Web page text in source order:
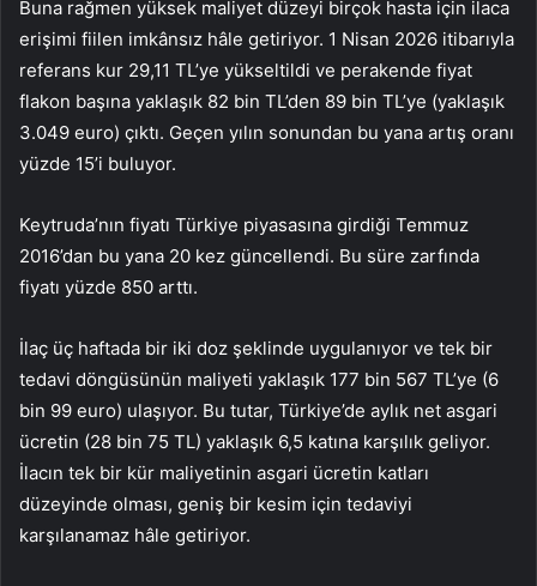
Buna rağmen yüksek maliyet düzeyi birçok hasta için ilaca
erişimi fiilen imkânsız hâle getiriyor. 1 Nisan 2026 itibarıyla
referans kur 29,11 TL’ye yükseltildi ve perakende fiyat
flakon başına yaklaşık 82 bin TL’den 89 bin TL’ye (yaklaşık
3.049 euro) çıktı. Geçen yılın sonundan bu yana artış oranı
yüzde 15’i buluyor.
Keytruda’nın fiyatı Türkiye piyasasına girdiği Temmuz
2016’dan bu yana 20 kez güncellendi. Bu süre zarfında
fiyatı yüzde 850 arttı.
İlaç üç haftada bir iki doz şeklinde uygulanıyor ve tek bir
tedavi döngüsünün maliyeti yaklaşık 177 bin 567 TL’ye (6
bin 99 euro) ulaşıyor. Bu tutar, Türkiye’de aylık net asgari
ücretin (28 bin 75 TL) yaklaşık 6,5 katına karşılık geliyor.
İlacın tek bir kür maliyetinin asgari ücretin katları
düzeyinde olması, geniş bir kesim için tedaviyi
karşılanamaz hâle getiriyor.